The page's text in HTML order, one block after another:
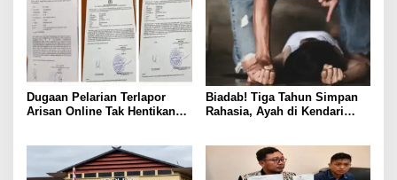
Dugaan Pelarian Terlapor
Arisan Online Tak Hentikan
Biadab! Tiga Tahun Simpan
Rahasia, Ayah di Kendari